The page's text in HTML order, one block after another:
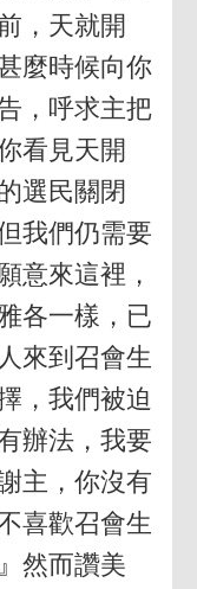
，天就開
麼時候向你
，呼求主把
看見天開
選民關閉
我們仍需要
意來這裡，
各一樣，已
來到召會生
，我們被迫
辦法，我要
主，你沒有
喜歡召會生
然而讚美